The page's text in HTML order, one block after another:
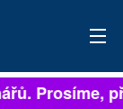
Prosíme,